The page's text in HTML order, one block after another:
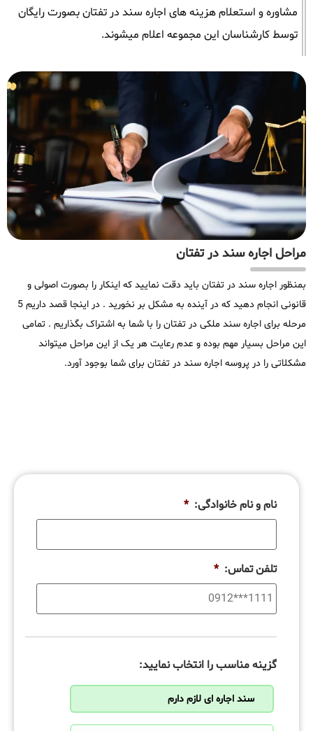
مشاوره و استعلام هزینه های اجاره سند در تفتان بصورت رایگان
توسط کارشناسان این مجموعه اعلام میشوند.
مراحل اجاره سند در تفتان
بمنظور اجاره سند در تفتان باید دقت نمایید که اینکار را بصورت اصولی و
قانونی انجام دهید که در آینده به مشکل بر نخورید . در اینجا قصد داریم 5
مرحله برای اجاره سند ملکی در تفتان را با شما به اشتراک بگذاریم . تمامی
این مراحل بسیار مهم بوده و عدم رعایت هر یک از این مراحل میتواند
مشکلاتی را در پروسه اجاره سند در تفتان برای شما بوجود آورد.
نام و نام خانوادگی: *
تلفن تماس: *
گزینه مناسب را انتخاب نمایید:
سند اجاره ای لازم دارم